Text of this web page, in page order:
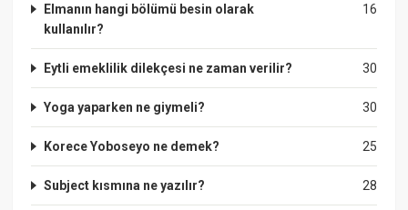
16
Elmanın hangi bölümü besin olarak
kullanılır?
30
Eytli emeklilik dilekçesi ne zaman verilir?
30
Yoga yaparken ne giymeli?
25
Korece Yoboseyo ne demek?
28
Subject kısmına ne yazılır?